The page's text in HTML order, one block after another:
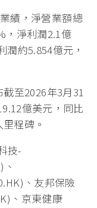
績，淨營業額總
，淨利潤2.1億
約5.854億元，
至2026年3月31
億美元，同比
程碑。
技-
、友邦保險
、京東健康